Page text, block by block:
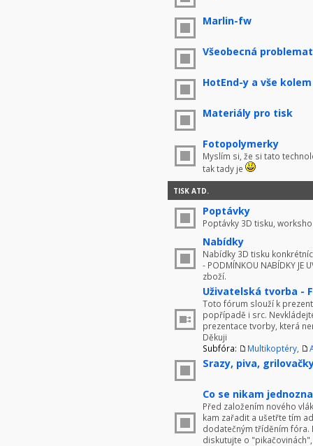
Marlin-fw
Všeobecná
HotEnd-y a vše kolem
Materiály pro tisk
Fotopolymerky
Myslím si, že si tato
tak tady je
TISK ATD.
Poptávky
Poptávky 3D tisku,
Nabídky
Nabídky 3D tisku
- PODMÍNKOU NABÍDKY JE
zboží.
Uživatelská tvorba -
Toto fórum slouží k
popřípadě i src.
prezentace tvorby, která
Děkuji
Subfóra:
Multikoptéry
Srazy, piva,
Co se nikam
Před založením nového
kam zařadit a ušetřte tím
dodatečným tříděním fóra.
diskutujte o